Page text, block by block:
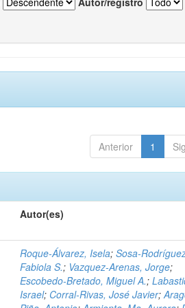
Anterior 1
Autor(es)
Roque-Álvarez, Isela;Sosa-
Fabiola S.; Vazquez-Arenas, Jorge;
Escobedo-Bretado, Miguel A.;
Israel; Corral-Rivas, José Javier;